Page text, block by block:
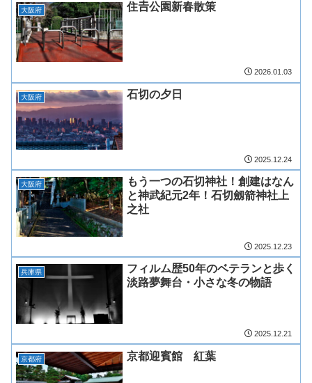
大阪府 住𠮷公園新春散策
2026.01.03
大阪府 石切の夕日
2025.12.24
大阪府
もう一つの石切神社！創建はなん
と神武紀元2年！石切劔箭神社上
之社
2025.12.23
兵庫県
フィルム歴50年のベテランと歩く
淡路夢舞台・小さな冬の物語
2025.12.21
京都府 京都迎賓館 紅葉